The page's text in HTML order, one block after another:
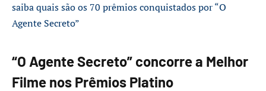
saiba quais são os 70 prêmios conquistados por “O
Agente Secreto”
“O Agente Secreto” concorre a Melhor
Filme nos Prêmios Platino